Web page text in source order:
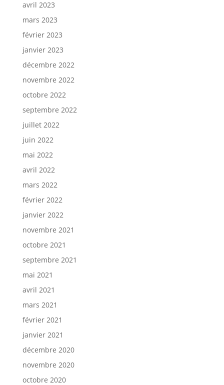
avril 2023
mars 2023
février 2023
janvier 2023
décembre 2022
novembre 2022
octobre 2022
septembre 2022
juillet 2022
juin 2022
mai 2022
avril 2022
mars 2022
février 2022
janvier 2022
novembre 2021
octobre 2021
septembre 2021
mai 2021
avril 2021
mars 2021
février 2021
janvier 2021
décembre 2020
novembre 2020
octobre 2020